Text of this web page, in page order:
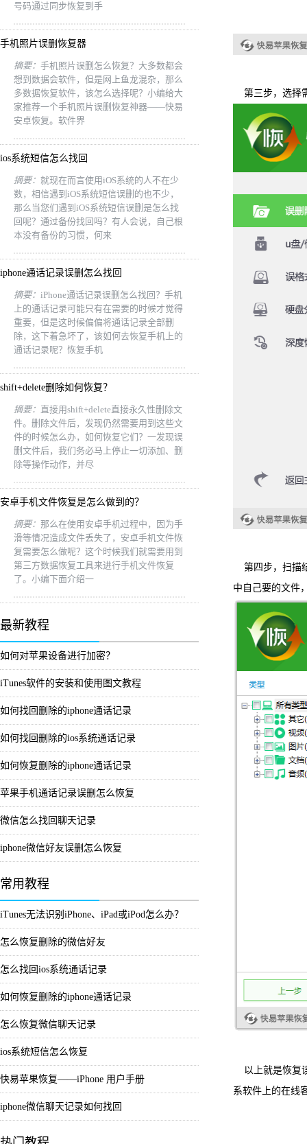
号码通过同步恢复到手
手机照片误删恢复器
摘要： 手机照片误删怎么恢复？大多数都会
想到数据会软件，但是网上鱼龙混杂，那么
多数据恢复软件，该怎么选择呢？小编给大
家推荐一个手机照片误删恢复神器——快易
安卓恢复。软件界
ios系统短信怎么找回
摘要： 就现在而言使用iOS系统的人不在少
数，相信遇到iOS系统短信误删的也不少，
那么当您们遇到iOS系统短信误删是怎么找
回呢？通过备份找回吗？有人会说，自己根
本没有备份的习惯，何来
iphone通话记录误删怎么找回
摘要： iPhone通话记录误删怎么找回？手机
上的通话记录可能只有在需要的时候才觉得
重要，但是这时候偏偏将通话记录全部删
除，这下着急坏了，该如何去恢复手机上的
通话记录呢？恢复手机
shift+delete删除如何恢复？
摘要： 直接用shift+delete直接永久性删除文
件。删除文件后，发现仍然需要用到这些文
件的时候怎么办，如何恢复它们？一发现误
删文件后，我们务必马上停止一切添加、删
除等操作动作，并尽
安卓手机文件恢复是怎么做到的？
摘要： 那么在使用安卓手机过程中，因为手
滑等情况造成文件丢失了，安卓手机文件恢
复需要怎么做呢？这个时候我们就需要用到
第三方数据恢复工具来进行手机文件恢复
了。小编下面介绍一
最新教程
如何对苹果设备进行加密？
iTunes软件的安装和使用图文教程
如何找回删除的iphone通话记录
如何找回删除的ios系统通话记录
如何恢复删除的iphone通话记录
苹果手机通话记录误删怎么恢复
微信怎么找回聊天记录
iphone微信好友误删怎么恢复
常用教程
iTunes无法识别iPhone、iPad或iPod怎么办？
怎么恢复删除的微信好友
怎么找回ios系统通话记录
如何恢复删除的iphone通话记录
怎么恢复微信聊天记录
ios系统短信怎么恢复
快易苹果恢复——iPhone 用户手册
iphone微信聊天记录如何找回
第三步，选择
第四步，扫描
中自己要的文件
以上就是恢复
系软件上的在线